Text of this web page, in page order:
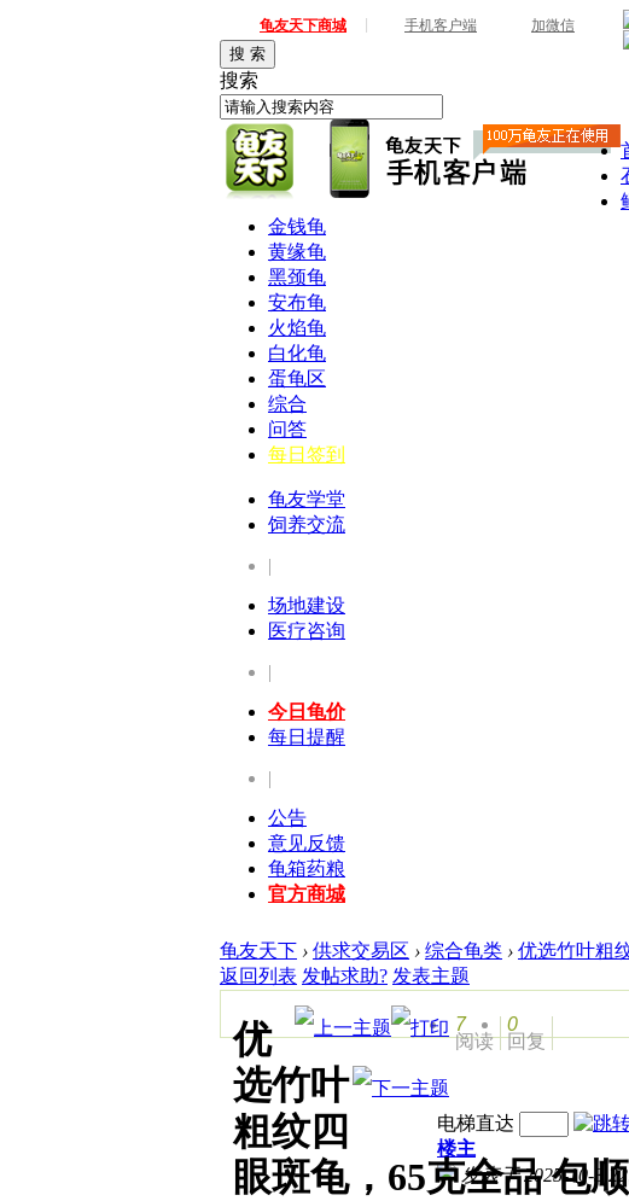
龟友天下商城 手机客户端 加微信
搜 索
搜索
金钱龟
黄缘龟
黑颈龟
安布龟
火焰龟
白化龟
蛋龟区
综合
问答
每日签到
龟友学堂
饲养交流
|
场地建设
医疗咨询
|
今日龟价
每日提醒
|
公告
意见反馈
龟箱药粮
官方商城
龟友天下 › 供求交易区 › 综合龟类 › 优选竹叶粗
返回列表 发帖求助? 发表主题
7
阅读
0
回复
优
选竹叶
粗纹四
眼斑龟，65克全品 包
电梯直达
楼主
发表于 2025-10-3